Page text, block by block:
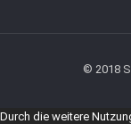
© 2018
Durch die weitere